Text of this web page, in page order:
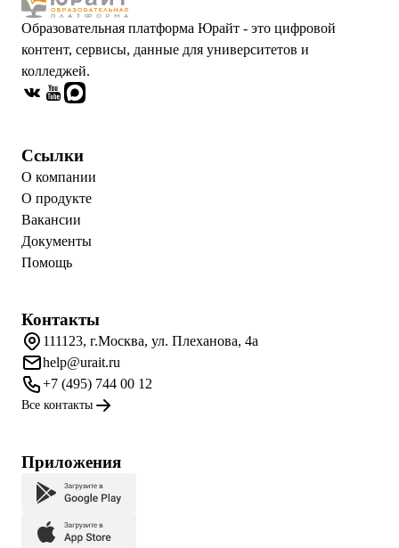
Образовательная платформа Юрайт - это цифровой
контент, сервисы, данные для университетов и
колледжей.
Ссылки
О компании
О продукте
Вакансии
Документы
Помощь
Контакты
111123, г.Москва, ул. Плеханова, 4а
help@urait.ru
+7 (495) 744 00 12
Все контакты
Приложения